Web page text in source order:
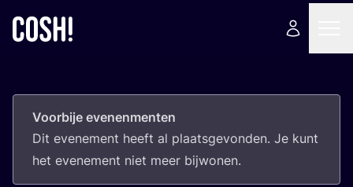
Voorbije evenenmenten
Dit eve­ne­ment heeft al plaats­ge­von­den. Je kunt
het eve­ne­ment niet meer bijwonen.